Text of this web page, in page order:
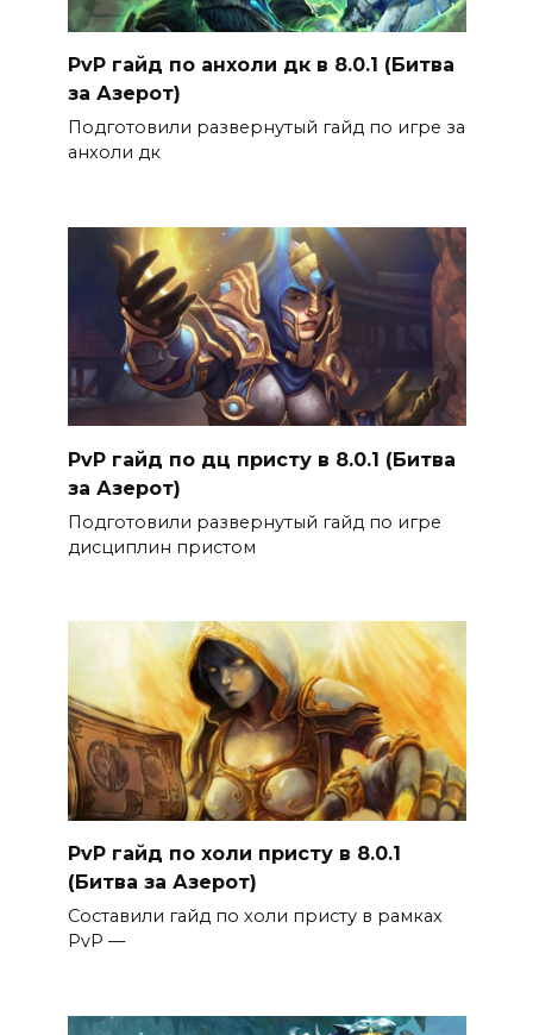
PvP гайд по анхоли дк в 8.0.1 (Битва
за Азерот)
Подготовили развернутый гайд по игре за
анхоли дк
PvP гайд по дц присту в 8.0.1 (Битва
за Азерот)
Подготовили развернутый гайд по игре
дисциплин пристом
PvP гайд по холи присту в 8.0.1
(Битва за Азерот)
Составили гайд по холи присту в рамках
PvP —